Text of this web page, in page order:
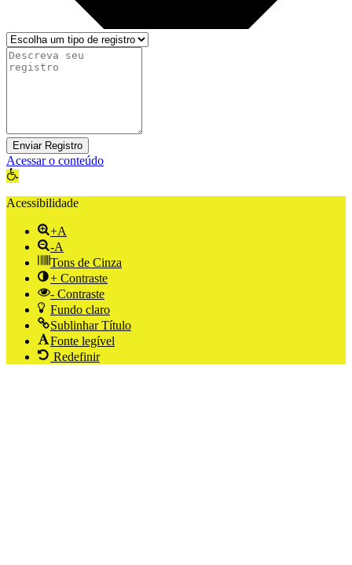
Enviar Registro
Acessar o conteúdo
Abrir a barra de ferramentas
Acessibilidade
+A
-A
Tons de Cinza
+ Contraste
- Contraste
Fundo claro
Sublinhar Título
Fonte legível
Redefinir